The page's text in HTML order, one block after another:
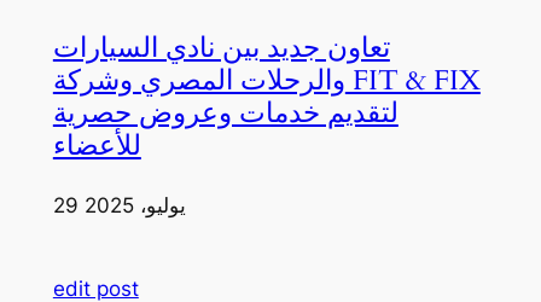
تعاون جديد بين نادي السيارات
والرحلات المصري وشركة FIT & FIX
لتقديم خدمات وعروض حصرية
للأعضاء
29 يوليو، 2025
edit post